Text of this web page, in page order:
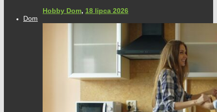
Hobby Dom, 18 lipca 2026
Dom